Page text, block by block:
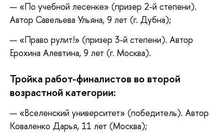
«По учебной лесенке» (призер 2-й степени).
Автор Савельева Ульяна, 9 лет (г. Дубна);
«Право рулит!» (призер 3-й степени). Автор
Ерохина Алевтина, 9 лет (г. Москва).
Тройка работ-финалистов во второй
возрастной категории:
«Вселенский университет» (победитель). Автор
Коваленко Дарья, 11 лет (Москва);